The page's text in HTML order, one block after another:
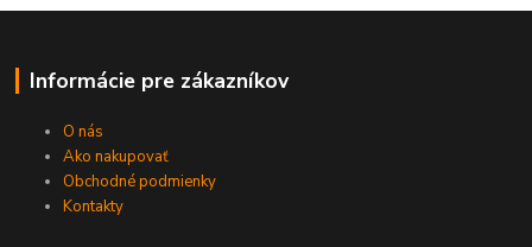
Informácie pre zákazníkov
O nás
Ako nakupovať
Obchodné podmienky
Kontakty